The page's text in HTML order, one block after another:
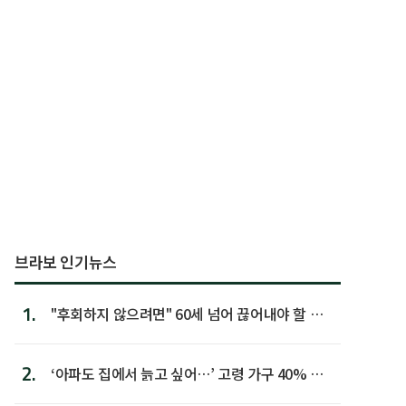
브라보 인기뉴스
1.
"후회하지 않으려면" 60세 넘어 끊어내야 할 사
2.
‘아파도 집에서 늙고 싶어…’ 고령 가구 40% 노